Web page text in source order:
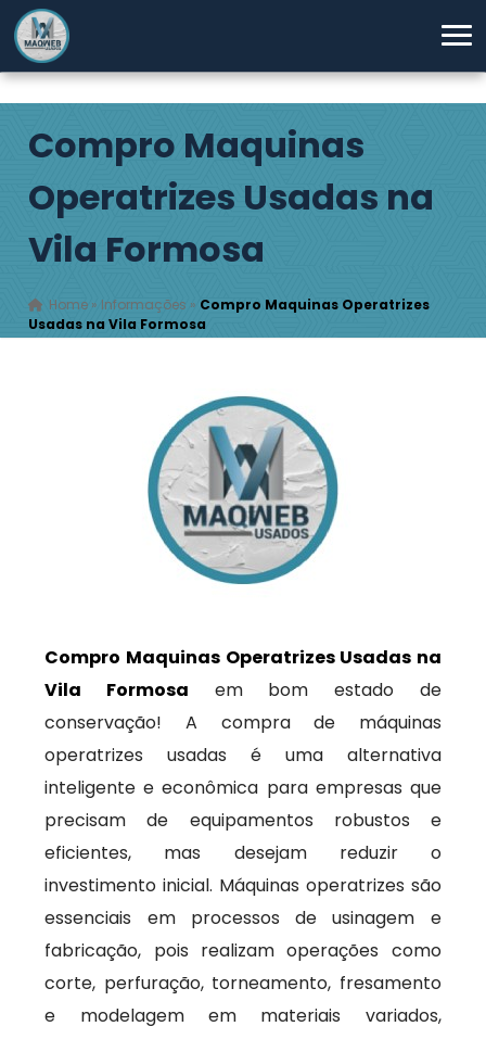
Compro Maquinas
Operatrizes Usadas na
Vila Formosa
Home » Informações » Compro Maquinas Operatrizes
Usadas na Vila Formosa
Compro Maquinas Operatrizes Usadas na
Vila Formosa em bom estado de
conservação! A compra de máquinas
operatrizes usadas é uma alternativa
inteligente e econômica para empresas que
precisam de equipamentos robustos e
eficientes, mas desejam reduzir o
investimento inicial. Máquinas operatrizes são
essenciais em processos de usinagem e
fabricação, pois realizam operações como
corte, perfuração, torneamento, fresamento
e modelagem em materiais variados,